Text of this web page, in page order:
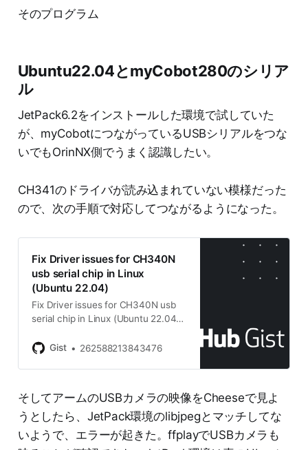
そのプログラム
Ubuntu22.04とmyCobot280のシリア
ル
JetPack6.2をインストールした環境で試していた
が、myCobotにつながっているUSBシリアルをつな
いでもOrinNX側でうまく認識したい。
CH341のドライバが読み込まれていない模様だった
ので、次の手順で対応してつながるようになった。
Fix Driver issues for CH340N
usb serial chip in Linux
(Ubuntu 22.04)
Fix Driver issues for CH340N usb
serial chip in Linux (Ubuntu 22.04) -
Gist
262588213843476
そしてアームのUSBカメラの映像をCheeseで見よ
うとしたら、JetPack環境のlibjpegとマッチしてな
いようで、エラーが起きた。ffplayでUSBカメラも